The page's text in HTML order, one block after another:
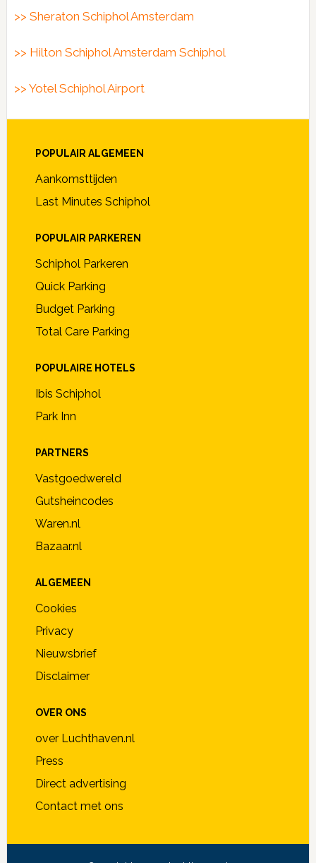
>> Sheraton Schiphol Amsterdam
>> Hilton Schiphol Amsterdam Schiphol
>> Yotel Schiphol Airport
POPULAIR ALGEMEEN
Aankomsttijden
Last Minutes Schiphol
POPULAIR PARKEREN
Schiphol Parkeren
Quick Parking
Budget Parking
Total Care Parking
POPULAIRE HOTELS
Ibis Schiphol
Park Inn
PARTNERS
Vastgoedwereld
Gutsheincodes
Waren.nl
Bazaar.nl
ALGEMEEN
Cookies
Privacy
Nieuwsbrief
Disclaimer
OVER ONS
over Luchthaven.nl
Press
Direct advertising
Contact met ons